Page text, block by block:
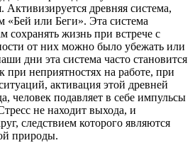
Активизируется древняя система,
«Бей или Беги». Эта система
сохранять жизнь при встрече с
от них можно было убежать или
дни эта система часто становится
при неприятностях на работе, при
активация этой древней
человек подавляет в себе импульсы
не находит выхода, и
следствием которого являются
природы.